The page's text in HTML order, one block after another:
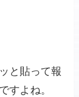
と貼って報
すよね。